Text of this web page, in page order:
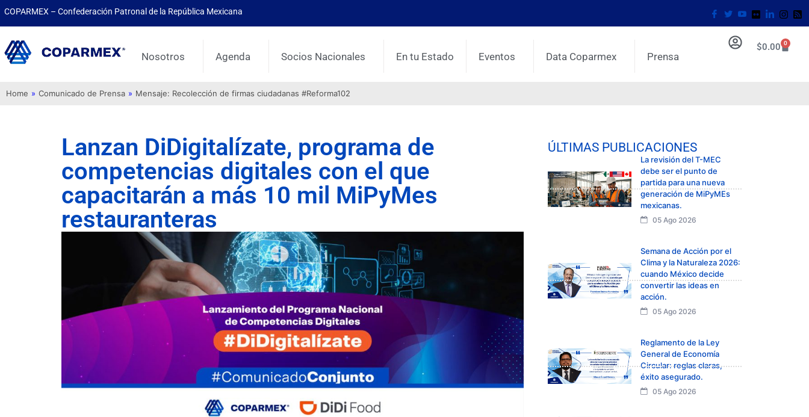
COPARMEX – Confederación Patronal de la República Mexicana
Nosotros Agenda Socios Nacionales En tu Estado Eventos Data Coparmex Prensa
$0.00 0
Home » Comunicado de Prensa » Mensaje: Recolección de firmas ciudadanas #Reforma102
Lanzan DiDigitalízate, programa de
competencias digitales con el que
capacitarán a más 10 mil MiPyMes
restauranteras
ÚLTIMAS PUBLICACIONES
La revisión del T-MEC
debe ser el punto de
partida para una nueva
generación de MiPyMEs
mexicanas.
05 Ago 2026
Semana de Acción por el
Clima y la Naturaleza 2026:
cuando México decide
convertir las ideas en
acción.
05 Ago 2026
Reglamento de la Ley
General de Economía
Circular: reglas claras,
éxito asegurado.
05 Ago 2026